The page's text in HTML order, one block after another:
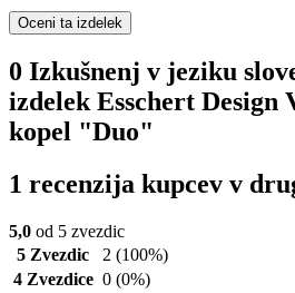
Oceni ta izdelek
0 Izkušnenj v jeziku
izdelek Esschert Design
kopel "Duo"
1 recenzija kupcev v
5,0 od 5 zvezdic
5 Zvezdic
2 (100%)
4 Zvezdice 0 (0%)